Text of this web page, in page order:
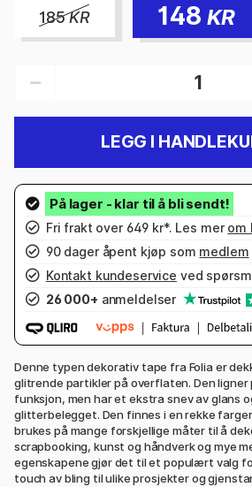
185KR 148 KR
LEGG I
Fri frakt over 649 kr*. Les mer om
90 dager åpent kjøp som medlem
Kontakt kundeservice ved
26 000+ anmeldelser
Denne typen dekorativ tape fra Folia er
glitrende partikler på overflaten. Den ligner
funksjon, men har et ekstra snev av glans
glitterbelegget. Den finnes i en rekke
brukes på mange forskjellige måter til å
scrapbooking, kunst og håndverk og mye
egenskapene gjør det til et populært valg
touch av bling til ulike prosjekter og